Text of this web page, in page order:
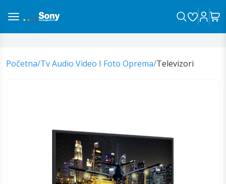
Početna/Tv Audio Video I Foto Oprema/Televizori